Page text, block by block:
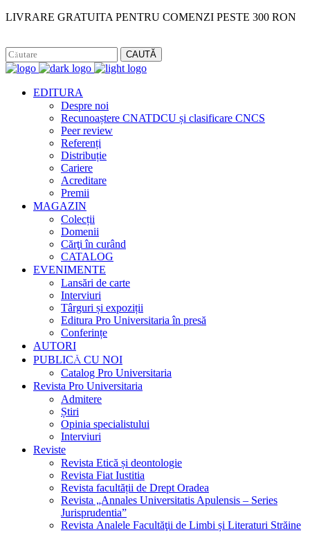
LIVRARE GRATUITA PENTRU COMENZI PESTE 300 RON
CAUTĂ
EDITURA
Despre noi
Recunoaștere CNATDCU și clasificare CNCS
Peer review
Referenți
Distribuție
Cariere
Acreditare
Premii
MAGAZIN
Colecții
Domenii
Cărţi în curând
CATALOG
EVENIMENTE
Lansări de carte
Interviuri
Târguri și expoziții
Editura Pro Universitaria în presă
Conferințe
AUTORI
PUBLICĂ CU NOI
Catalog Pro Universitaria
Revista Pro Universitaria
Admitere
Știri
Opinia specialistului
Interviuri
Reviste
Revista Etică și deontologie
Revista Fiat Iustitia
Revista facultății de Drept Oradea
Revista „Annales Universitatis Apulensis – Series
Jurisprudentia”
Revista Analele Facultăţii de Limbi și Literaturi Străine